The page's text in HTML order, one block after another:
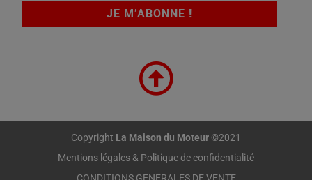
Copyright La Maison du Moteur©2021
Mentions légales & Politique de confidentialité